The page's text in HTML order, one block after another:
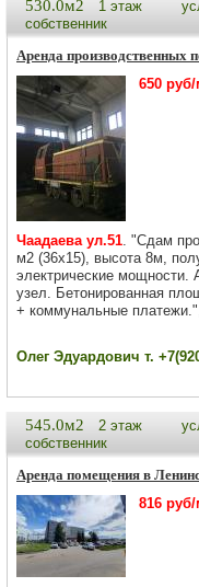
530.0м2 1 этаж
собственник
Аренда производственных
650
Чаадаева ул.51. "Сдам
м2 (36х15), высота 8м,
электрические
узел. Бетонированная
+ коммунальные
Олег Эдуардович т.
545.0м2 2 этаж
собственник
Аренда помещения в
816